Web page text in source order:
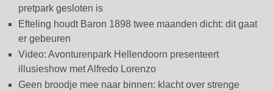
pretpark gesloten is
Efteling houdt Baron 1898 twee maanden dicht: dit gaat
er gebeuren
Video: Avonturenpark Hellendoorn presenteert
illusieshow met Alfredo Lorenzo
Geen broodje mee naar binnen: klacht over strenge